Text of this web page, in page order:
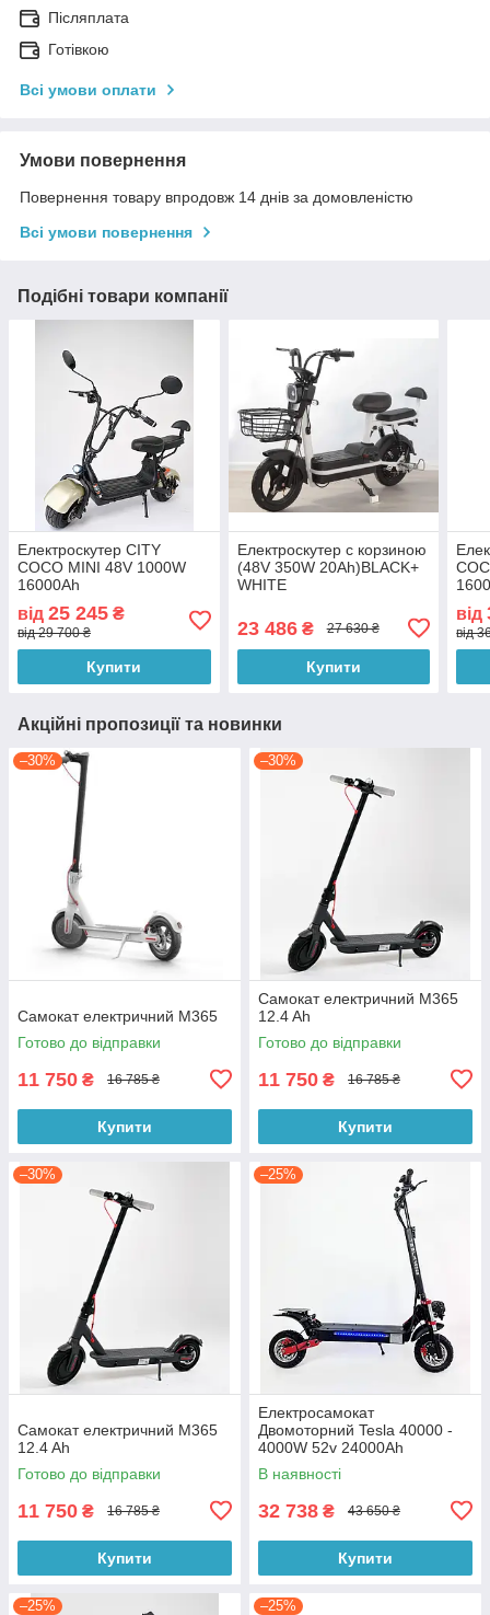
Післяплата
Готівкою
Всі умови оплати
Умови повернення
Повернення товару впродовж 14 днів за домовленістю
Всі умови повернення
Подібні товари компанії
Електроскутер CITY
COCO MINI 48V 1000W
16000Ah
від 25 245 ₴
від 29 700 ₴
Купити
Електроскутер с корзиною
(48V 350W 20Ah)BLACK+
WHITE
23 486₴ 27 630 ₴
Купити
від
від
Акційні пропозиції та новинки
–30%
Самокат електричний M365
Готово до відправки
11 750 ₴ 16 785 ₴
Купити
–30%
Самокат електричний M365
12.4 Ah
Готово до відправки
11 750 ₴ 16 785 ₴
Купити
–30%
Самокат електричний M365
12.4 Ah
Готово до відправки
11 750 ₴ 16 785 ₴
Купити
–25%
Електросамокат
Двомоторний Tesla 40000 -
4000W 52v 24000Ah
В наявності
32 738 ₴ 43 650 ₴
Купити
–25% –25%